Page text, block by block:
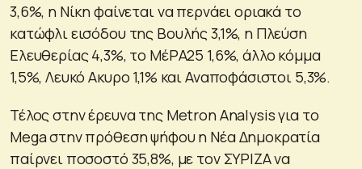
3,6%, η Νίκη φαίνεται να περνάει οριακά το
κατώφλι εισόδου της Βουλής 3,1%, η Πλεύση
Ελευθερίας 4,3%, το ΜέΡΑ25 1,6%, άλλο κόμμα
1,5%, Λευκό Ακυρο 1,1% και Αναποφάσιστοι 5,3%.
Τέλος στην έρευνα της Metron Analysis για το
Mega στην πρόθεση ψήφου η Νέα Δημοκρατία
παίρνει ποσοστό 35,8%, με τον ΣΥΡΙΖΑ να